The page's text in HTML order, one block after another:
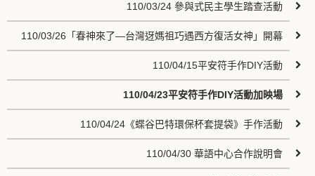
110/03/24 參與式民主學生踏查活動
110/03/26「春神來了—台灣迓媽祖巧遇西方復活女神」開幕
110/04/15平安符手作DIY活動
110/04/23平安符手作DIY活動加映場
110/04/24《蝶谷巴特環保杯套提袋》手作活動
110/04/30 華語中心合作說明會